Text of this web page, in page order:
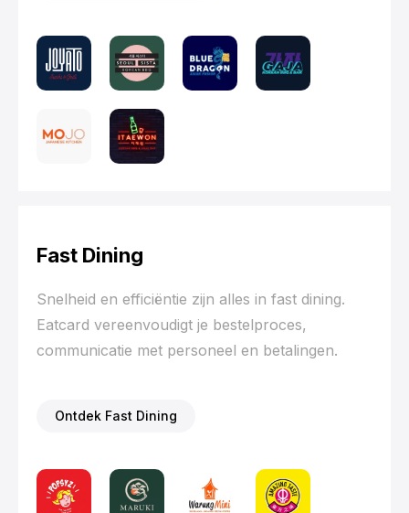
Fast Dining
Snelheid en efficiëntie zijn alles in fast dining.
Eatcard vereenvoudigt je bestelproces,
communicatie met personeel en betalingen.
Ontdek Fast Dining